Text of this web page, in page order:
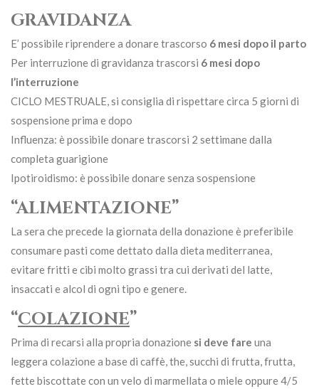
GRAVIDANZA
E’ possibile riprendere a donare trascorso 6 mesi dopo il parto
Per interruzione di gravidanza trascorsi 6 mesi dopo
l’interruzione
CICLO MESTRUALE, si consiglia di rispettare circa 5 giorni di
sospensione prima e dopo
Influenza: è possibile donare trascorsi 2 settimane dalla
completa guarigione
Ipotiroidismo: è possibile donare senza sospensione
“ALIMENTAZIONE”
La sera che precede la giornata della donazione è preferibile
consumare pasti come dettato dalla dieta mediterranea,
evitare fritti e cibi molto grassi tra cui derivati del latte,
insaccati e alcol di ogni tipo e genere.
“COLAZIONE”
Prima di recarsi alla propria donazione si deve fare una
leggera colazione a base di caffè, the, succhi di frutta, frutta,
fette biscottate con un velo di marmellata o miele oppure 4/5